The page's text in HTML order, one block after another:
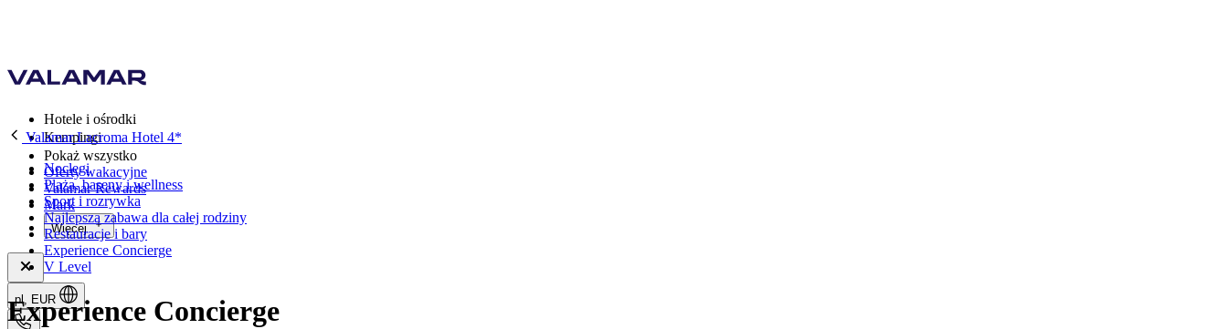
Hotele i ośrodki
Kempingi
Pokaż wszystko
Oferty wakacyjne
Valamar Rewards
Mark
Więcej
pl, EUR
Valamar Lacroma Hotel 4*
Noclegi
Plaża, baseny i wellness
Sport i rozrywka
Najlepsza zabawa dla całej rodziny
Restauracje i bary
Experience Concierge
V Level
Experience Concierge